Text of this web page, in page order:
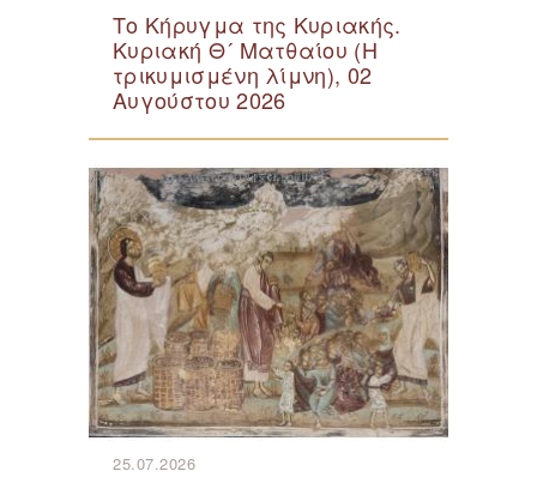
Το Κήρυγμα της Κυριακής.
Κυριακή Θ´ Ματθαίου (Η
τρικυμισμένη λίμνη), 02
Αυγούστου 2026
25.07.2026